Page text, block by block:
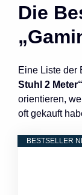
Die
Eine Liste der
Stuhl 2 Meter“
orientieren,
oft gekauft
BESTSELLER